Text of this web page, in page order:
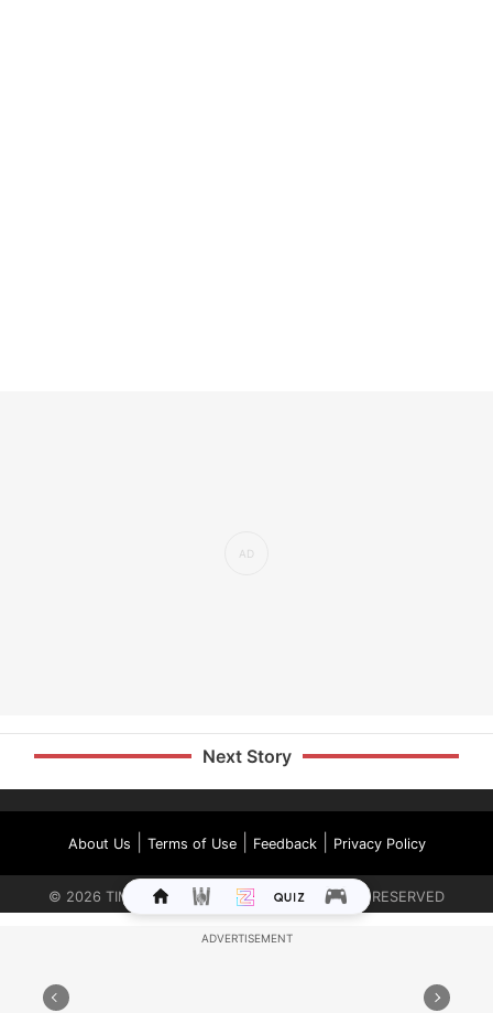
Next Story
About Us Terms of Use| Feedback| Privacy Policy
© 2026 TIMES INTERNET LIMITED. ALL RIGHTS RESERVED